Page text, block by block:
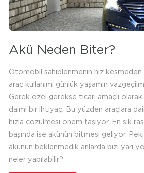
Akü Neden Biter?
Otomobil sahiplenmenin hız kesmeden
araç kullanımı günlük yaşamın
Gerek özel gerekse ticari amaçlı olarak
daimi bir ihtiyaç. Bu yüzden araçlara
hızla çözülmesi önem taşıyor. En sık
başında ise akünün bitmesi geliyor.
akünün beklenmedik anlarda bizi yarı
neler yapılabilir?